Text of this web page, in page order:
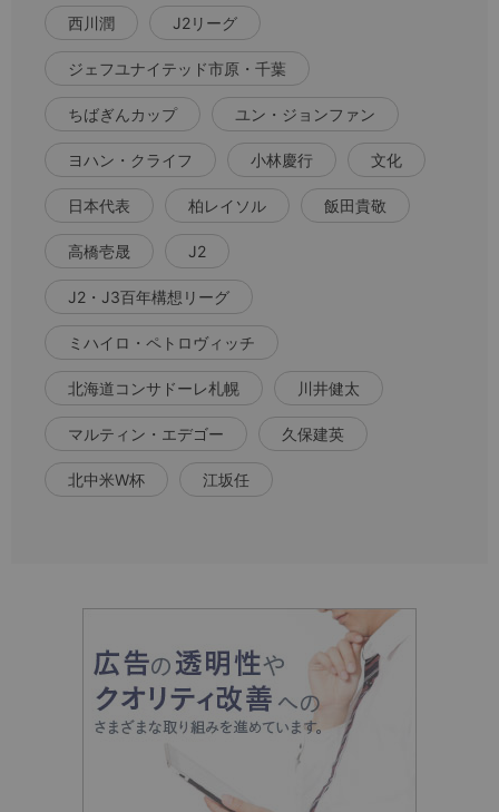
西川潤 J2リーグ
ジェフユナイテッド市原・千葉
ちばぎんカップ ユン・ジョンファン
ヨハン・クライフ 小林慶行 文化
日本代表 柏レイソル 飯田貴敬
高橋壱晟 J2
J2・J3百年構想リーグ
ミハイロ・ペトロヴィッチ
北海道コンサドーレ札幌 川井健太
マルティン・エデゴー 久保建英
北中米W杯 江坂任